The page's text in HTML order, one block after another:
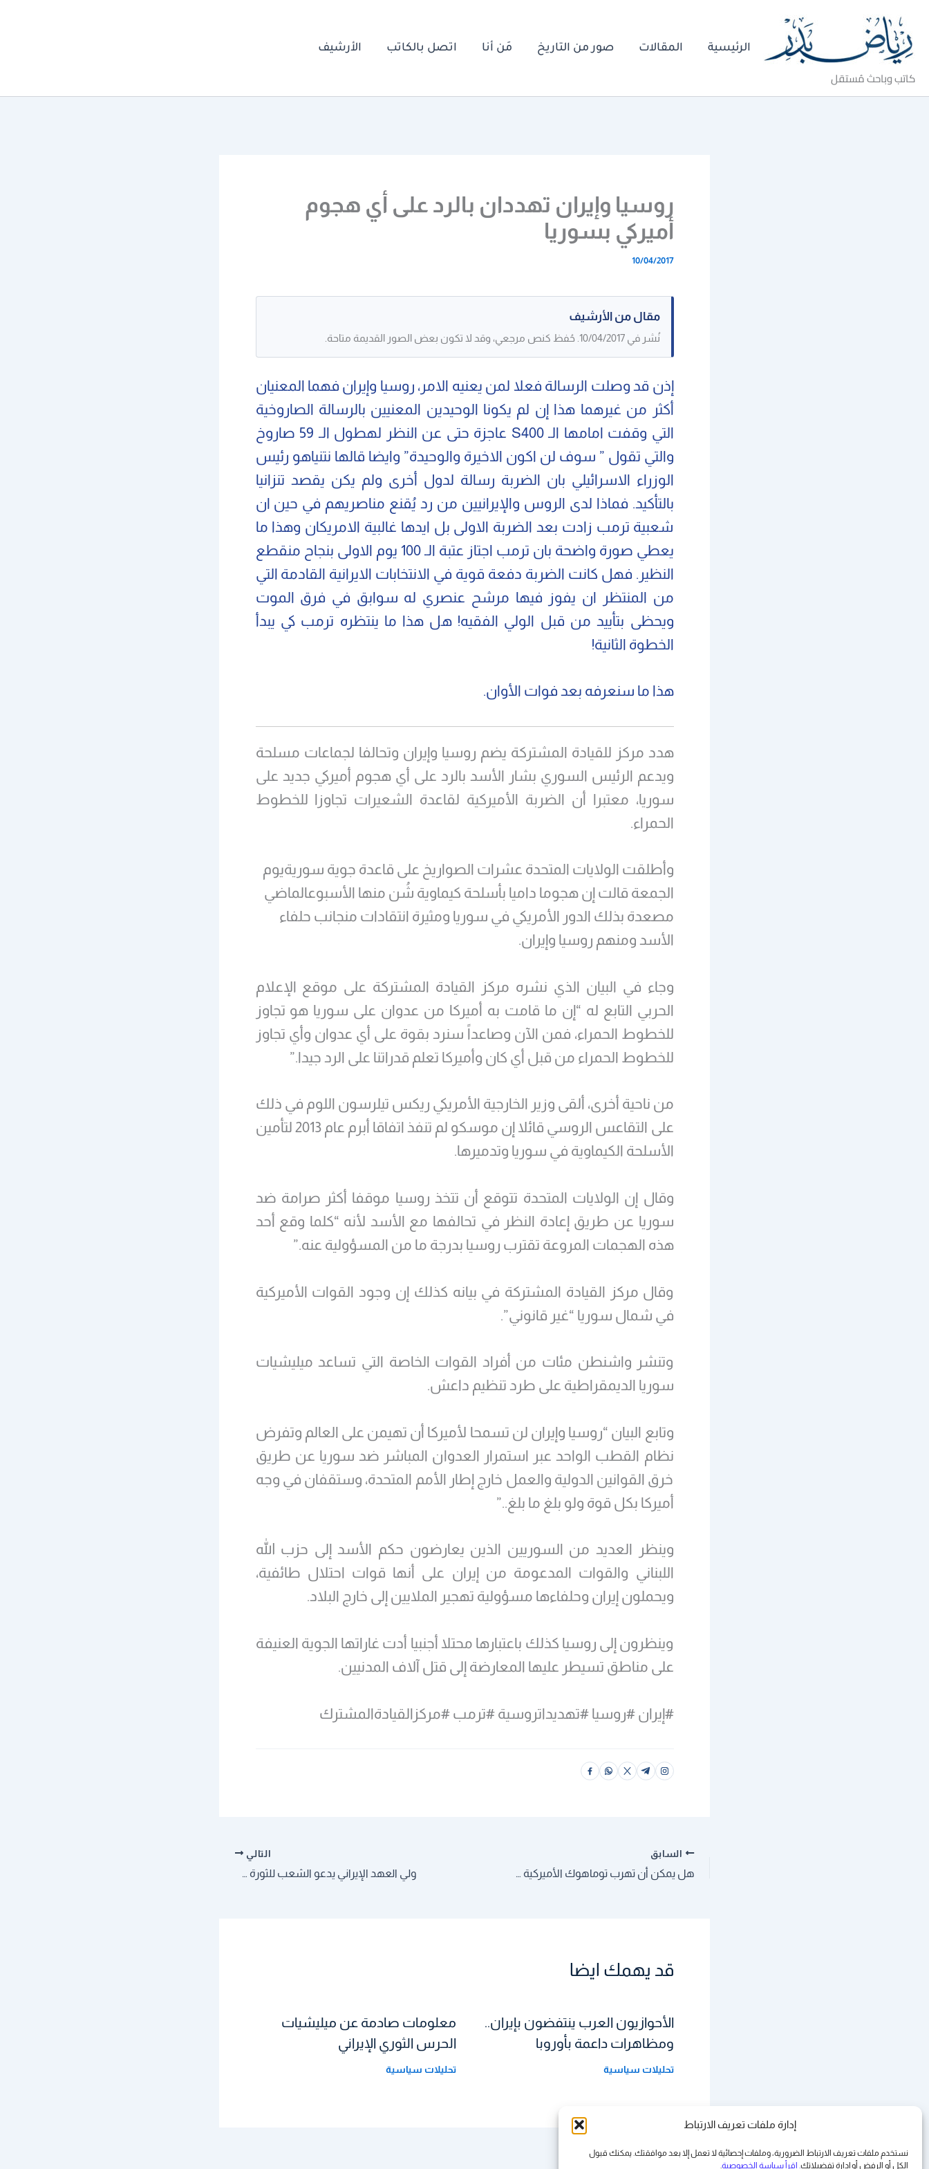
إدارة ملفات تعريف الارتباط
نستخدم ملفات تعريف الارتباط الضرورية، وملفات إحصائية لا تعمل إلا بعد موافقتك. يمكنك قبول
الكل أو الرفض أوإدارة تفضيلاتك. اقرأ سياسة الخصوصية.
المحتوى
كاتب وباحث مُستقل
الرئيسية المقالات صور من التاريخ مَن أنا اتصل بالكاتب الأرشيف
روسيا وإيران تهددان بالرد على أي هجوم
أميركي بسوريا
10/04/2017
مقال من الأرشيف
نُشر في 10/04/2017. حُفظ كنص مرجعي، وقد لا تكون بعض الصور القديمة متاحة.
إذن قد وصلت الرسالة فعلا لمن يعنيه الامر، روسيا وإيران فهما المعنيان
أكثر من غيرهما هذا إن لم يكونا الوحيدين المعنيين بالرسالة الصاروخية
التي وقفت امامها الـ S400 عاجزة حتى عن النظر لهطول الـ 59 صاروخ
والتي تقول ” سوف لن اكون الاخيرة والوحيدة” وايضا قالها نتنياهو رئيس
الوزراء الاسرائيلي بان الضربة رسالة لدول أخرى ولم يكن يقصد تنزانيا
بالتأكيد. فماذا لدى الروس والإيرانيين من رد يُقنع مناصريهم في حين ان
شعبية ترمب زادت بعد الضربة الاولى بل ايدها غالبية الامريكان وهذا ما
يعطي صورة واضحة بان ترمب اجتاز عتبة الـ 100 يوم الاولى بنجاح منقطع
النظير. فهل كانت الضربة دفعة قوية في الانتخابات الايرانية القادمة التي
من المنتظر ان يفوز فيها مرشح عنصري له سوابق في فرق الموت
ويحظى بتأييد من قبل الولي الفقيه! هل هذا ما ينتظره ترمب كي يبدأ
الخطوة الثانية!
هذا ما سنعرفه بعد فوات الأوان.
هدد مركز للقيادة المشتركة يضم روسيا وإيران وتحالفا لجماعات مسلحة
ويدعم الرئيس السوري بشار الأسد بالرد على أي هجوم أميركي جديد على
سوريا، معتبرا أن الضربة الأميركية لقاعدة الشعيرات تجاوزا للخطوط
الحمراء.
وأطلقت الولايات المتحدة عشرات الصواريخ على قاعدة جوية سوريةيوم
الجمعة قالت إن هجوما داميا بأسلحة كيماوية شُن منها الأسبوعالماضي
مصعدة بذلك الدور الأمريكي في سوريا ومثيرة انتقادات منجانب حلفاء
الأسد ومنهم روسيا وإيران.
وجاء في البيان الذي نشره مركز القيادة المشتركة على موقع الإعلام
الحربي التابع له “إن ما قامت به أميركا من عدوان على سوريا هو تجاوز
للخطوط الحمراء، فمن الآن وصاعداً سنرد بقوة على أي عدوان وأي تجاوز
للخطوط الحمراء من قبل أي كان وأميركا تعلم قدراتنا على الرد جيدا.”
من ناحية أخرى، ألقى وزير الخارجية الأمريكي ريكس تيلرسون اللوم في ذلك
على التقاعس الروسي قائلا إن موسكو لم تنفذ اتفاقا أبرم عام 2013 لتأمين
الأسلحة الكيماوية في سوريا وتدميرها.
وقال إن الولايات المتحدة تتوقع أن تتخذ روسيا موقفا أكثر صرامة ضد
سوريا عن طريق إعادة النظر في تحالفها مع الأسد لأنه “كلما وقع أحد
هذه الهجمات المروعة تقترب روسيا بدرجة ما من المسؤولية عنه.”
وقال مركز القيادة المشتركة في بيانه كذلك إن وجود القوات الأميركية
في شمال سوريا “غير قانوني”.
وتنشر واشنطن مئات من أفراد القوات الخاصة التي تساعد ميليشيات
سوريا الديمقراطية على طرد تنظيم داعش.
وتابع البيان “روسيا وإيران لن تسمحا لأميركا أن تهيمن على العالم وتفرض
نظام القطب الواحد عبر استمرار العدوان المباشر ضد سوريا عن طريق
خرق القوانين الدولية والعمل خارج إطار الأمم المتحدة، وستقفان في وجه
أميركا بكل قوة ولو بلغ ما بلغ..”
وينظر العديد من السوريين الذين يعارضون حكم الأسد إلى حزب الله
اللبناني والقوات المدعومة من إيران على أنها قوات احتلال طائفية،
ويحملون إيران وحلفاءها مسؤولية تهجير الملايين إلى خارج البلاد.
وينظرون إلى روسيا كذلك باعتبارها محتلا أجنبيا أدت غاراتها الجوية العنيفة
على مناطق تسيطر عليها المعارضة إلى قتل آلاف المدنيين.
#إيران #روسيا #تهديداتروسية #ترمب #مركزالقيادةالمشترك
السابق
هل يمكن أن تهرب توماهوك الأميركية من 400-S الروسية؟
التالي
ولي العهد الإيراني يدعو الشعب للثورة ضد الولي الفقيه
قد يهمك ايضا
الأحوازيون العرب ينتفضون بإيران..
ومظاهرات داعمة بأوروبا
تحليلات سياسية
معلومات صادمة عن ميليشيات
الحرس الثوري الإيراني
تحليلات سياسية